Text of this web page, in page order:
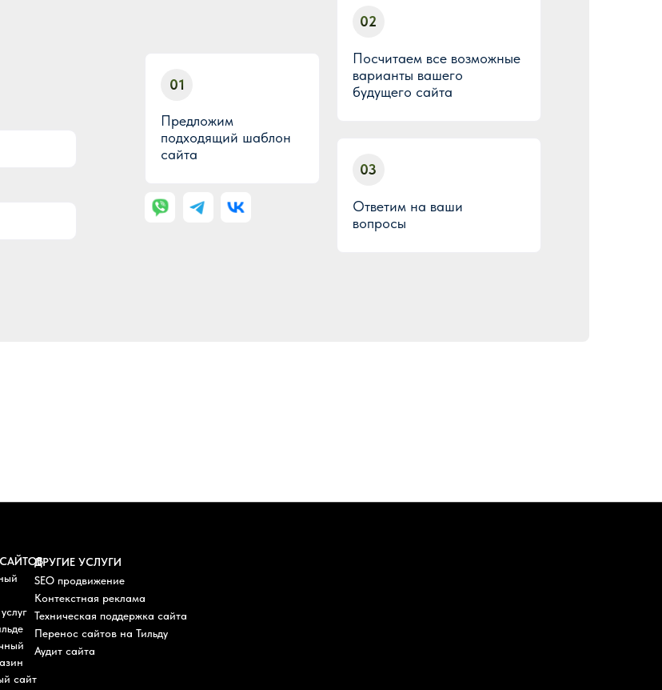
Предложим
подходящий шаблон
сайта
01
Посчитаем все возможные
варианты вашего
будущего сайта
02
Ответим на ваши
вопросы
03
сайт
ДРУГИЕ УСЛУГИ
SEO продвижение
Контекстная реклама
Техническая поддержка сайта
Перенос сайтов на Тильду
Аудит сайта